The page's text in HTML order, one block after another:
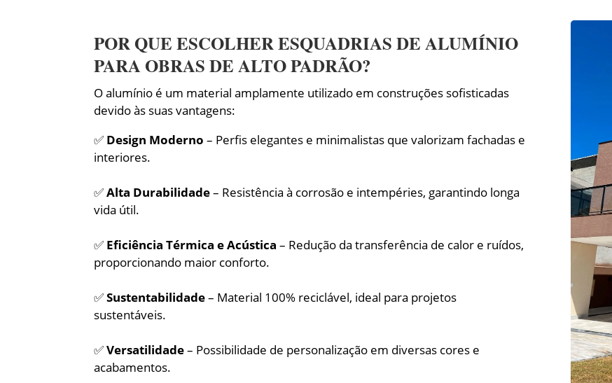
POR QUE ESCOLHER ESQUADRIAS DE ALUMÍNIO
PARA OBRAS DE ALTO PADRÃO?
O alumínio é um material amplamente utilizado em construções sofisticadas
devido às suas vantagens:
✅ Design Moderno – Perfis elegantes e minimalistas que valorizam fachadas e
interiores.
✅Alta Durabilidade– Resistência à corrosão e intempéries, garantindo longa
vida útil.
✅ Eficiência Térmica e Acústica – Redução da transferência de calor e ruídos,
proporcionando maior conforto.
✅Sustentabilidade– Material 100% reciclável, ideal para projetos
sustentáveis.
✅Versatilidade– Possibilidade de personalização em diversas cores e
acabamentos.